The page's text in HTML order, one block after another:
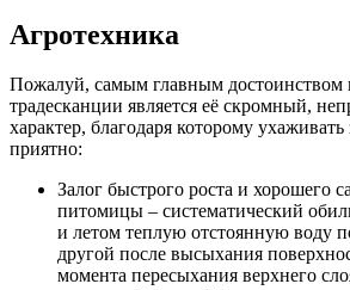
Агротехника
Пожалуй, самым главным достоинством
традесканции является её скромный,
характер, благодаря которому ухаживать
приятно:
Залог быстрого роста и хорошего
питомицы – систематический
и летом теплую отстоянную воду
другой после высыхания
момента пересыхания верхнего